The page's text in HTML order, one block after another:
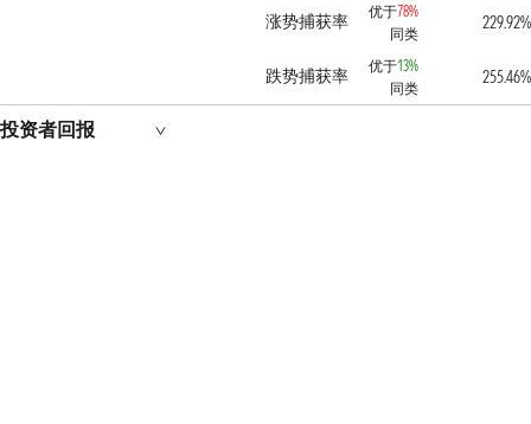
涨势捕获率 优于78%
同类
229.92%
跌势捕获率 优于13%
同类
255.46%
投资者回报